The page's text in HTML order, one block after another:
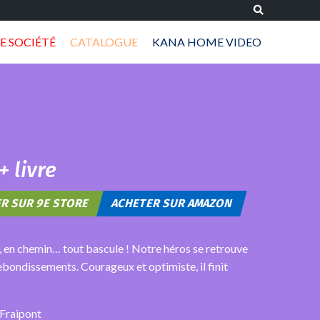
SOCIÉTÉ CATALOGUE KANA HOME VIDEO
livre
SUR 9E STORE ACHETER SUR AMAZON
en chemin… tout bascule ! Notre héros se retrouve
Courageux et optimiste, il finit